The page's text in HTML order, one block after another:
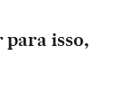
para isso,